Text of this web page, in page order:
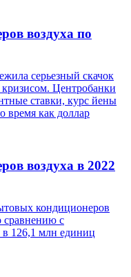
воздуха по
серьезный скачок
Центробанки
ставки, курс йены
время как доллар
воздуха в 2022
кондиционеров
сравнению с
126,1 млн единиц